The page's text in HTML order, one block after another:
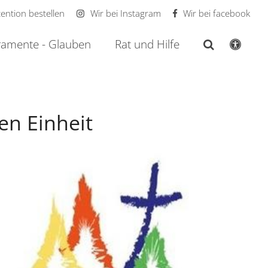
bestellen Wir bei Instagram Wir bei facebook
- Glauben Rat und Hilfe
Einheit